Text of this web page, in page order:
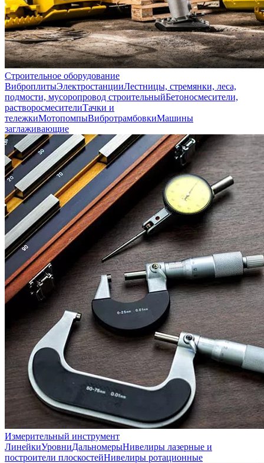
Строительное оборудование
ВиброплитыЭлектростанцииЛестницы, стремянки, леса,
подмости, мусоропровод строительныйБетоносмесители,
растворосмесителиТачки и
тележкиМотопомпыВибротрамбовкиМашины
заглаживающие
Измерительный инструмент
ЛинейкиУровниДальномерыНивелиры лазерные и
построители плоскостейНивелиры ротационные